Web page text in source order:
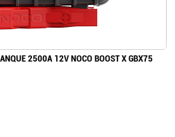
2500A 12V NOCO BOOST X GBX75